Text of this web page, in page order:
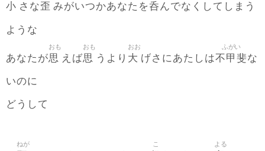
小 さな歪 みがいつかあなたを呑んでなくしてしまう
ような
あなたが思
おも
えば思
おも
うより 大
おお
げさにあたしは不甲斐
ふがい
な
いのに
どうして
ねが こ よる